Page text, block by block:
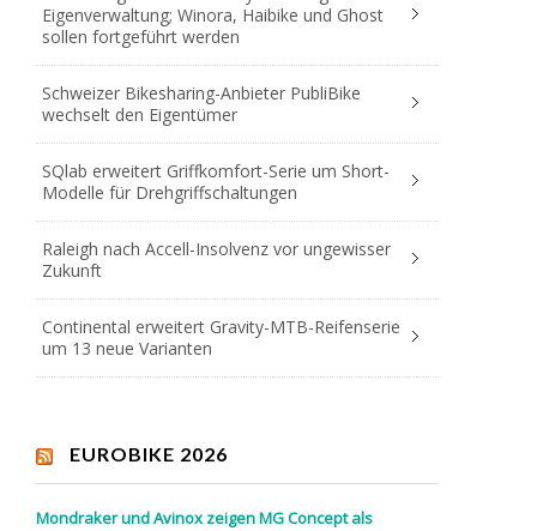
Eigenverwaltung; Winora, Haibike und Ghost
sollen fortgeführt werden
Schweizer Bikesharing-Anbieter PubliBike
wechselt den Eigentümer
SQlab erweitert Griffkomfort-Serie um Short-
Modelle für Drehgriffschaltungen
Raleigh nach Accell-Insolvenz vor ungewisser
Zukunft
Continental erweitert Gravity-MTB-Reifenserie
um 13 neue Varianten
EUROBIKE 2026
Mondraker und Avinox zeigen MG Concept als